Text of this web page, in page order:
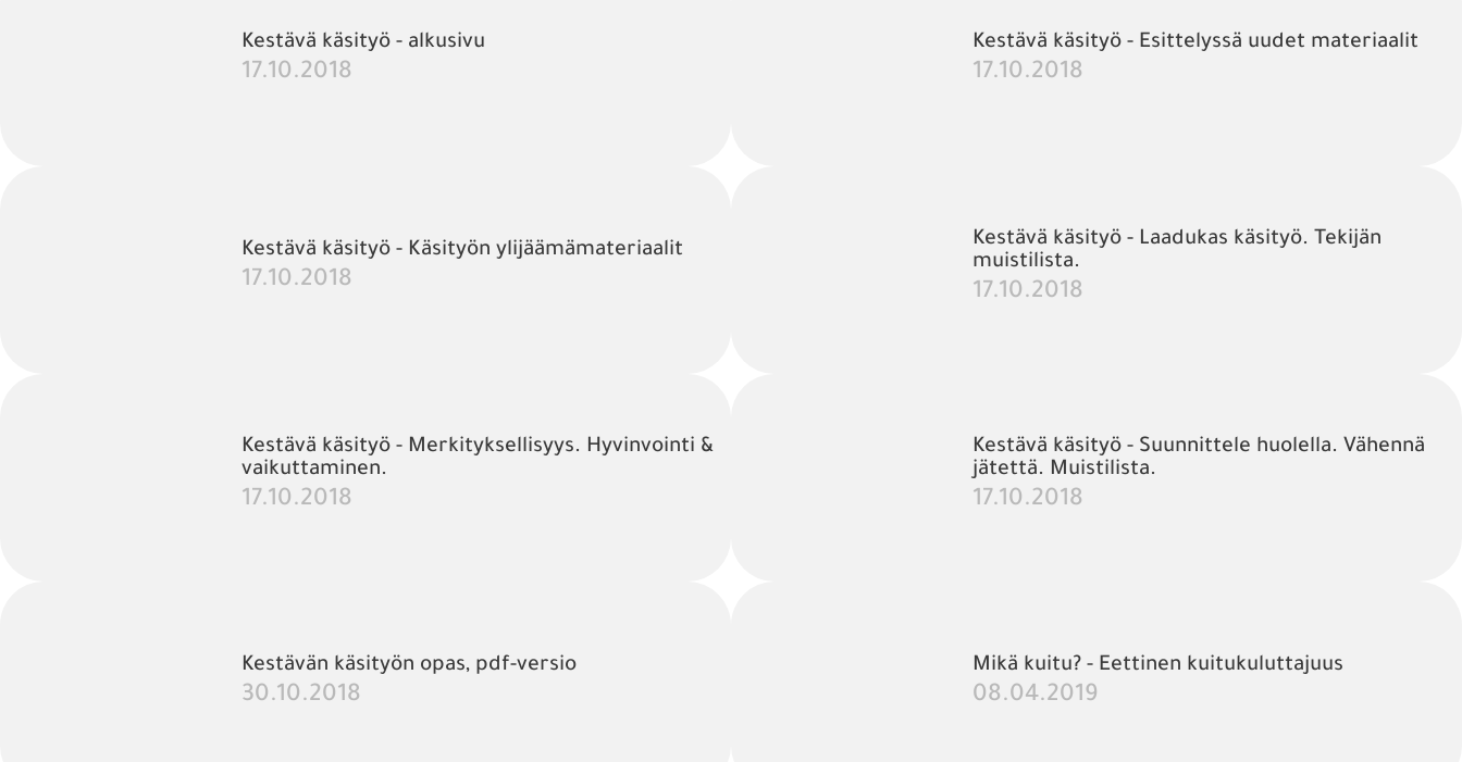
Kestävä käsityö - alkusivu
17.10.2018
Kestävä käsityö - Esittelyssä uudet materiaalit
17.10.2018
Kestävä käsityö - Käsityön ylijäämämateriaalit
17.10.2018
Kestävä käsityö - Laadukas käsityö. Tekijän
muistilista.
17.10.2018
Kestävä käsityö - Merkityksellisyys. Hyvinvointi &
vaikuttaminen.
17.10.2018
Kestävä käsityö - Suunnittele huolella. Vähennä
jätettä. Muistilista.
17.10.2018
Kestävän käsityön opas, pdf-versio
30.10.2018
Mikä kuitu? - Eettinen kuitukuluttajuus
08.04.2019